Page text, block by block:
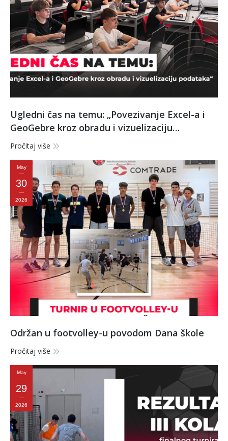
Ugledni čas na temu: „Povezivanje Excel-a i
GeoGebre kroz obradu i vizuelizaciju
podataka“
Pročitaj više
May
30
2026
Održan u footvolley-u povodom Dana škole
Pročitaj više
May
29
2026